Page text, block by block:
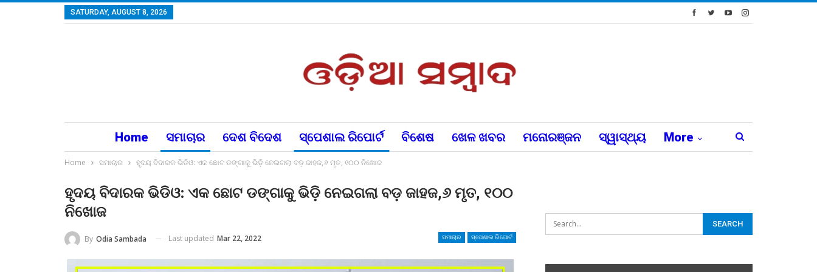
SATURDAY, AUGUST 8, 2026
Home ସମାଚାର ଦେଶ ବିଦେଶ ସ୍ପେଶାଲ ରିପୋର୍ଟ ବିଶେଷ ଖେଳ ଖବର ମନୋରଞ୍ଜନ ସ୍ୱାସ୍ଥ୍ୟ More
Home ସମାଚାର ହୃଦୟ ବିଦାରକ ଭିଡିଓ: ଏକ ଛୋଟ ଡଙ୍ଗାକୁ ଭିଡ଼ି ନେଇଗଲା ବଡ଼ ଜାହଜ,୬ ମୃତ, ୧୦୦ ନିଖୋଜ
ହୃଦୟ ବିଦାରକ ଭିଡିଓ: ଏକ ଛୋଟ ଡଙ୍ଗାକୁ ଭିଡ଼ି ନେଇଗଲା ବଡ଼ ଜାହଜ,୬ ମୃତ, ୧୦୦
ନିଖୋଜ
ସମାଚାର ସ୍ପେଶାଲ ରିପୋର୍ଟ
By Odia Sambada Last updated Mar 22, 2022